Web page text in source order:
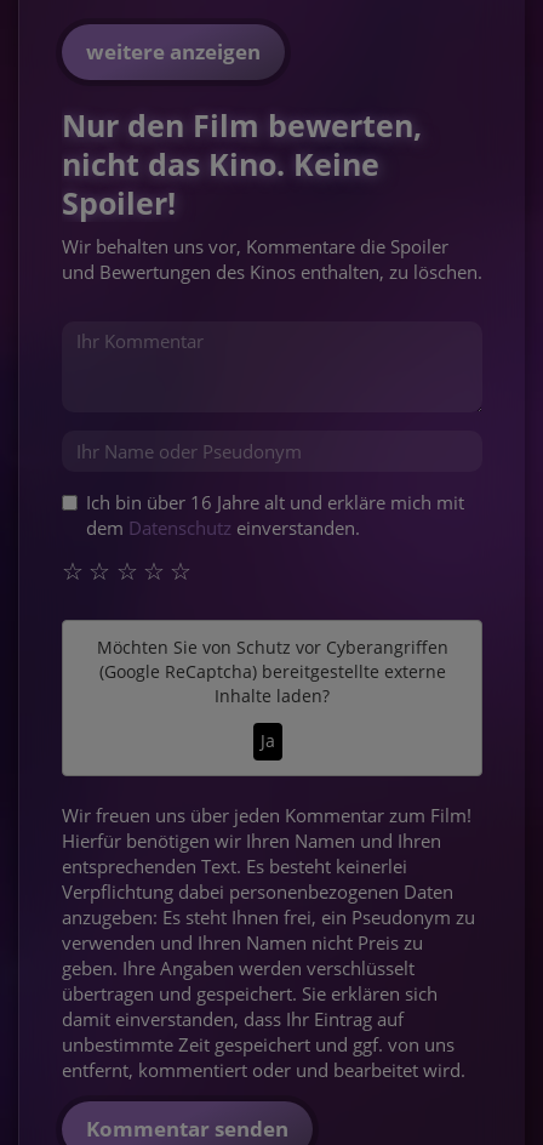
weitere anzeigen
Nur den Film bewerten,
nicht das Kino. Keine
Spoiler!
Wir behalten uns vor, Kommentare die Spoiler
und Bewertungen des Kinos enthalten, zu löschen.
Ich bin über 16 Jahre alt und erkläre mich mit
dem Datenschutz einverstanden.
☆
☆
☆
☆
☆
Möchten Sie von Schutz vor Cyberangriffen
(Google ReCaptcha)bereitgestellte externe
Inhalte laden?
Ja
Wir freuen uns über jeden Kommentar zum Film!
Hierfür benötigen wir Ihren Namen und Ihren
entsprechenden Text. Es besteht keinerlei
Verpflichtung dabei personenbezogenen Daten
anzugeben: Es steht Ihnen frei, ein Pseudonym zu
verwenden und Ihren Namen nicht Preis zu
geben. Ihre Angaben werden verschlüsselt
übertragen und gespeichert. Sie erklären sich
damit einverstanden, dass Ihr Eintrag auf
unbestimmte Zeit gespeichert und ggf. von uns
entfernt, kommentiert oder und bearbeitet wird.
Kommentar senden